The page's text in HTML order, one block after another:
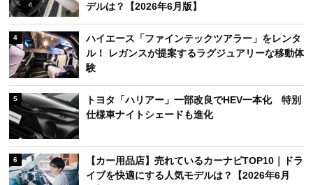
デルは？【2026年6月版】
4
ハイエース「ファインテックツアラー」をレンタ
ル！ レガンスが提案するラグジュアリーな移動体
験
5
トヨタ「ハリアー」一部改良でHEV一本化 特別
仕様車ナイトシェードも進化
6
【カー用品店】売れているカーナビTOP10｜ドラ
イブを快適にする人気モデルは？【2026年6月